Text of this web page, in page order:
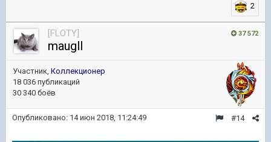
2
37 572
[FLOTY]
maugll
Участник, Коллекционер
18 036 публикаций
30 340 боёв
#14
Опубликовано: 14 июн 2018, 11:24:49